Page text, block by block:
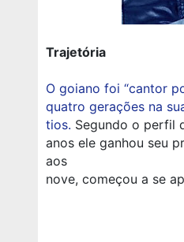
Trajetória
O goiano foi “cantor
quatro gerações na
tios. Segundo o perfil
anos ele ganhou seu
aos
nove, começou a se